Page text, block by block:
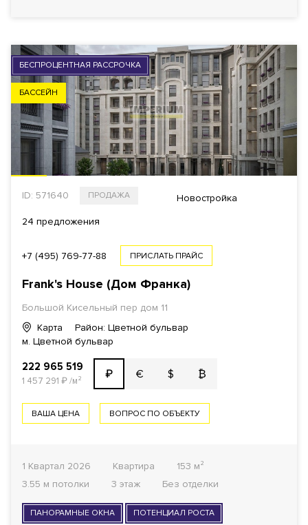
БЕСПРОЦЕНТНАЯ РАССРОЧКА
БАССЕЙН
ID: 571640 ПРОДАЖА Новостройка
24 предложения
+7 (495) 769-77-88 ПРИСЛАТЬ ПРАЙС
Frank's House (Дом Франка)
Большой Кисельный пер дом 11
Карта
Район: Цветной бульвар
м. Цветной бульвар
222 965 519
1 457 291 ₽/м² ₽ € $ ₿
ВАША ЦЕНА ВОПРОС ПО ОБЪЕКТУ
1 Квартал 2026 Квартира
153 м²
3.55 м потолки
3 этаж Без отделки
ПАНОРАМНЫЕ ОКНА ПОТЕНЦИАЛ РОСТА